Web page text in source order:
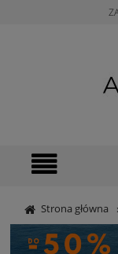
Strona główna